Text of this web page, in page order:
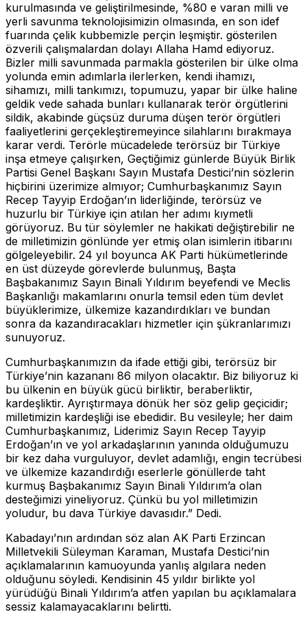
kurulmasında ve geliştirilmesinde, %80 e varan milli ve
yerli savunma teknolojisimizin olmasında, en son idef
fuarında çelik kubbemizle perçin leşmiştir. gösterilen
özverili çalışmalardan dolayı Allaha Hamd ediyoruz.
Bizler milli savunmada parmakla gösterilen bir ülke olma
yolunda emin adımlarla ilerlerken, kendi ihamızı,
sihamızı, milli tankımızı, topumuzu, yapar bir ülke haline
geldik vede sahada bunları kullanarak terör örgütlerini
sildik, akabinde güçsüz duruma düşen terör örgütleri
faaliyetlerini gerçekleştiremeyince silahlarını bırakmaya
karar verdi. Terörle mücadelede terörsüz bir Türkiye
inşa etmeye çalışırken, Geçtiğimiz günlerde Büyük Birlik
Partisi Genel Başkanı Sayın Mustafa Destici’nin sözlerin
hiçbirini üzerimize almıyor; Cumhurbaşkanımız Sayın
Recep Tayyip Erdoğan’ın liderliğinde, terörsüz ve
huzurlu bir Türkiye için atılan her adımı kıymetli
görüyoruz. Bu tür söylemler ne hakikati değiştirebilir ne
de milletimizin gönlünde yer etmiş olan isimlerin itibarını
gölgeleyebilir. 24 yıl boyunca AK Parti hükümetlerinde
en üst düzeyde görevlerde bulunmuş, Başta
Başbakanımız Sayın Binali Yıldırım beyefendi ve Meclis
Başkanlığı makamlarını onurla temsil eden tüm devlet
büyüklerimize, ülkemize kazandırdıkları ve bundan
sonra da kazandıracakları hizmetler için şükranlarımızı
sunuyoruz.
Cumhurbaşkanımızın da ifade ettiği gibi, terörsüz bir
Türkiye’nin kazananı 86 milyon olacaktır. Biz biliyoruz ki
bu ülkenin en büyük gücü birliktir, beraberliktir,
kardeşliktir. Ayrıştırmaya dönük her söz gelip geçicidir;
milletimizin kardeşliği ise ebedidir. Bu vesileyle; her daim
Cumhurbaşkanımız, Liderimiz Sayın Recep Tayyip
Erdoğan’ın ve yol arkadaşlarının yanında olduğumuzu
bir kez daha vurguluyor, devlet adamlığı, engin tecrübesi
ve ülkemize kazandırdığı eserlerle gönüllerde taht
kurmuş Başbakanımız Sayın Binali Yıldırım’a olan
desteğimizi yineliyoruz. Çünkü bu yol milletimizin
yoludur, bu dava Türkiye davasıdır.” Dedi.
Kabadayı’nın ardından söz alan AK Parti Erzincan
Milletvekili Süleyman Karaman, Mustafa Destici’nin
açıklamalarının kamuoyunda yanlış algılara neden
olduğunu söyledi. Kendisinin 45 yıldır birlikte yol
yürüdüğü Binali Yıldırım’a atfen yapılan bu açıklamalara
sessiz kalamayacaklarını belirtti.